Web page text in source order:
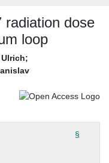
radiation dose
loop
;
§